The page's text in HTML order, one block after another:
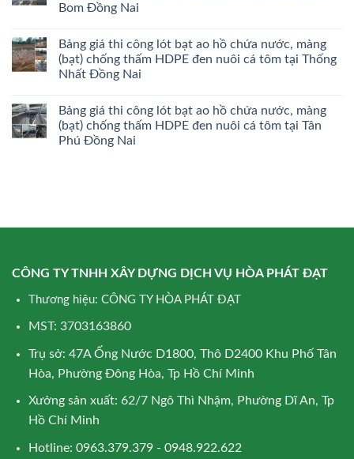
Bom Đồng Nai
Bảng giá thi công lót bạt ao hồ chứa nước, màng
(bạt) chống thấm HDPE đen nuôi cá tôm tại Thống
Nhất Đồng Nai
Bảng giá thi công lót bạt ao hồ chứa nước, màng
(bạt) chống thấm HDPE đen nuôi cá tôm tại Tân
Phú Đồng Nai
CÔNG TY TNHH XÂY DỰNG DỊCH VỤ HÒA PHÁT ĐẠT
Thương hiệu: CÔNG TY HÒA PHÁT ĐẠT
MST: 3703163860
Trụ sở: 47A Ống Nước D1800, Thô D2400 Khu Phố Tân
Hòa, Phường Đông Hòa, Tp Hồ Chí Minh
Xưởng sản xuất: 62/7 Ngô Thì Nhậm, Phường Dĩ An, Tp
Hồ Chí Minh
Hotline: 0963.379.379 - 0948.922.622